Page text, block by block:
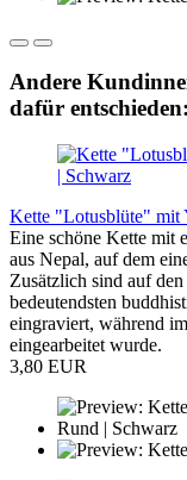
Andere
dafür entschieden:
Kette "Lotusblüte" mit
Eine schöne Kette mit
aus Nepal, auf dem
Zusätzlich sind auf
bedeutendsten
eingraviert, während
eingearbeitet wurde.
3,80 EUR